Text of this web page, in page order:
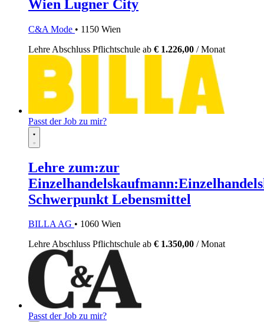
Wien Lugner City
C&A Mode • 1150 Wien
Lehre Abschluss Pflichtschule ab € 1.226,00 / Monat
Passt der Job zu mir?
Lehre zum:zur
Schwerpunkt Lebensmittel
BILLA AG • 1060 Wien
LehreAbschluss Pflichtschule ab € 1.350,00 / Monat
Passt der Job zu mir?